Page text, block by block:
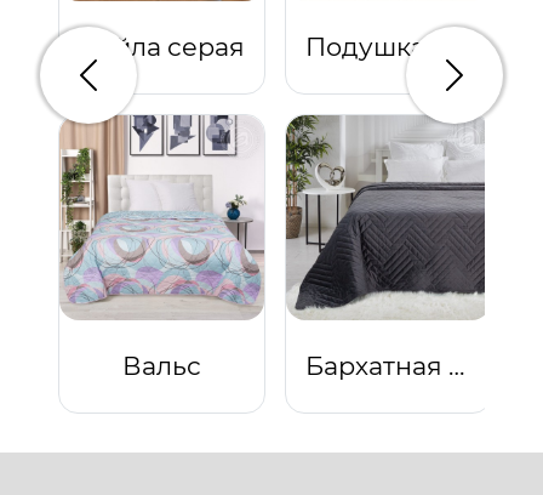
Лейла серая
Вальс Бархатная ночь
Предыдущий